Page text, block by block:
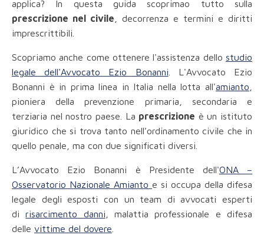
applica? In questa guida scoprimao tutto sulla
prescrizione nel civile , decorrenza e termini e diritti
imprescrittibili.
Scopriamo anche come ottenere l'assistenza dello studio
legale dell'Avvocato Ezio Bonanni . L'Avvocato Ezio
Bonanni è in prima linea in Italia nella lotta all'amianto
pioniera della prevenzione primaria, secondaria e
terziaria nel nostro paese. La prescrizione è un istituto
giuridico che si trova tanto nell’ordinamento civile che in
quello penale, ma con due significati diversi.
L’Avvocato Ezio Bonanni è Presidente dell'ONA –
Osservatorio Nazionale Amianto e si occupa della difesa
legale degli esposti con un team di avvocati esperti
dirisarcimento danni , malattia professionale e difesa
delle vittime del dovere